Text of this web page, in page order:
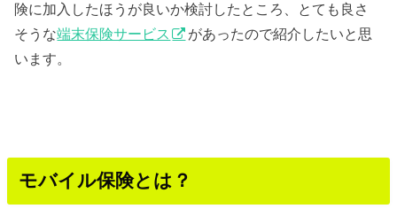
険に加入したほうが良いか検討したところ、とても良さ
そうな端末保険サービス
があったので紹介したいと思
います。
モバイル保険とは？